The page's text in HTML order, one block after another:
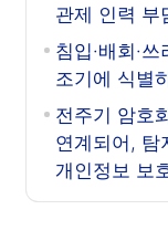
관제 인력 부
침입·배회·
조기에 식별
전주기 암호
연계되어, 탐
개인정보 보